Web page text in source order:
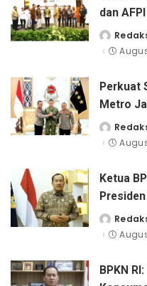
dan
Posted
by
Perkuat
Metro
Kunjungi
Posted
by
Ketua
Posted
by
BPKN